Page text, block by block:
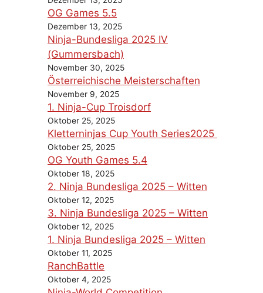
OG Games 5.5
Dezember 13, 2025
Ninja-Bundesliga 2025 IV
(Gummersbach)
November 30, 2025
Österreichische Meisterschaften
November 9, 2025
1. Ninja-Cup Troisdorf
Oktober 25, 2025
Kletterninjas Cup Youth Series2025
Oktober 25, 2025
OG Youth Games 5.4
Oktober 18, 2025
2. Ninja Bundesliga 2025 – Witten
Oktober 12, 2025
3. Ninja Bundesliga 2025 – Witten
Oktober 12, 2025
1. Ninja Bundesliga 2025 – Witten
Oktober 11, 2025
RanchBattle
Oktober 4, 2025